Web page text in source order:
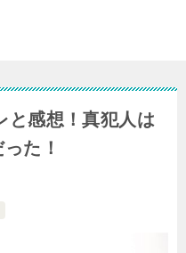
と感想！真犯人は
た！